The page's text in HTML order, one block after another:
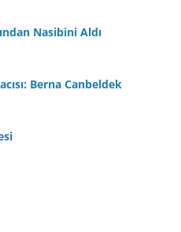
Nasibini Aldı
Berna Canbeldek